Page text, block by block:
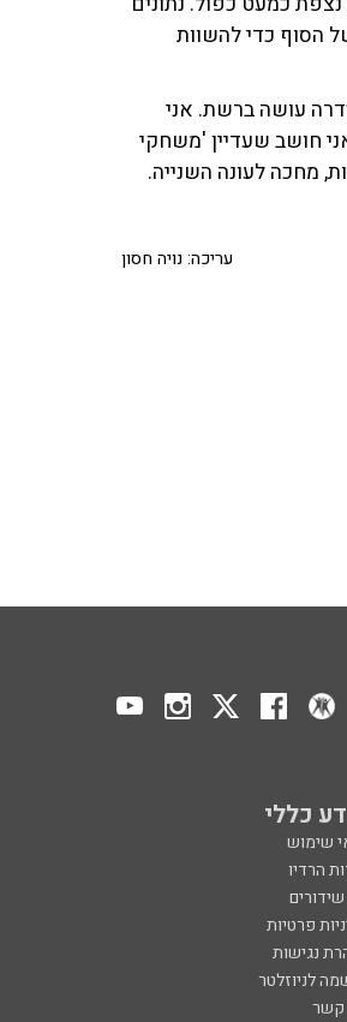
הסוף כדי להשוות
עושה ברשת. אני
חושב שעדיין 'משחקי
מחכה לעונה השנייה.
עריכה: נויה חסון
כללי
שימוש
הרדיו
פרטיות
נגישות
לניוזלטר
קשר